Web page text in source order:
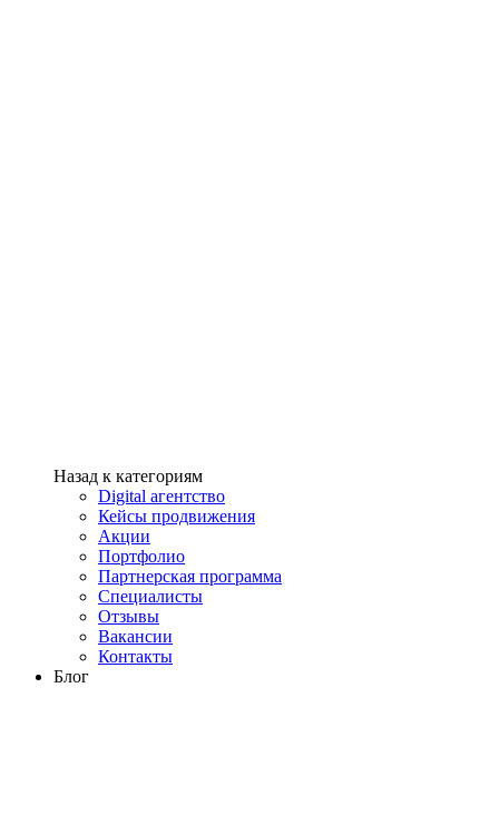
Назад к категориям
Digital агентство
Кейсы продвижения
Акции
Портфолио
Партнерская программа
Специалисты
Отзывы
Вакансии
Контакты
Блог